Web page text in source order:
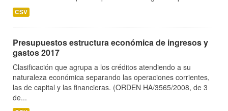
CSV
Presupuestos estructura económica de ingresos y
gastos 2017
Clasificación que agrupa a los créditos atendiendo a su
naturaleza económica separando las operaciones corrientes,
las de capital y las financieras. (ORDEN HA/3565/2008, de 3
de...